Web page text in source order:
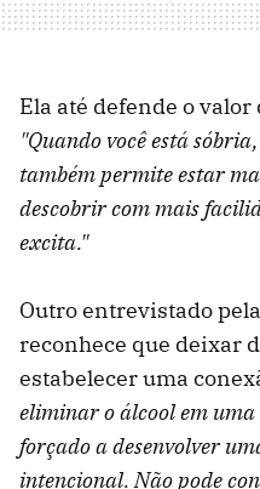
Ela até defende o
"Quando você está
também permite estar
descobrir com mais
excita."
Outro entrevistado pela
reconhece que deixar
estabelecer uma
eliminar o álcool em uma
forçado a desenvolver
intencional. Não pode